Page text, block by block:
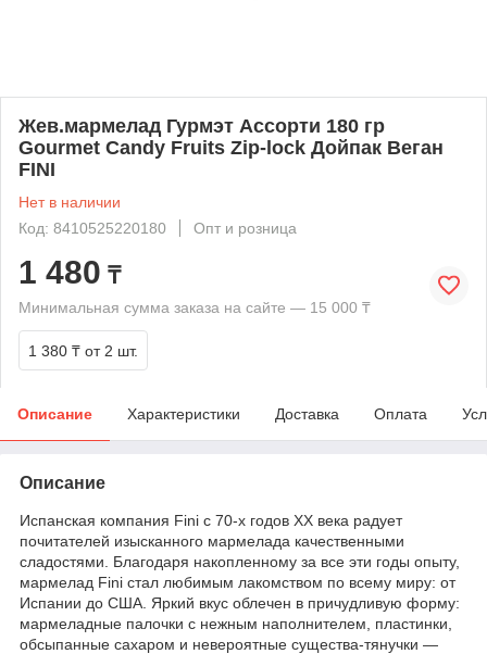
Жев.мармелад Гурмэт Ассорти 180 гр
Gourmet Candy Fruits Zip-lock Дойпак Веган
FINI
Нет в наличии
Код: 8410525220180
Опт и розница
1 480 ₸
Минимальная сумма заказа на сайте — 15 000 ₸
1 380 ₸ от 2 шт.
Описание Характеристики Доставка Оплата
Описание
Испанская компания Fini с 70-х годов XX века радует
почитателей изысканного мармелада качественными
сладостями. Благодаря накопленному за все эти годы опыту,
мармелад Fini стал любимым лакомством по всему миру: от
Испании до США. Яркий вкус облечен в причудливую форму:
мармеладные палочки с нежным наполнителем, пластинки,
обсыпанные сахаром и невероятные существа-тянучки —